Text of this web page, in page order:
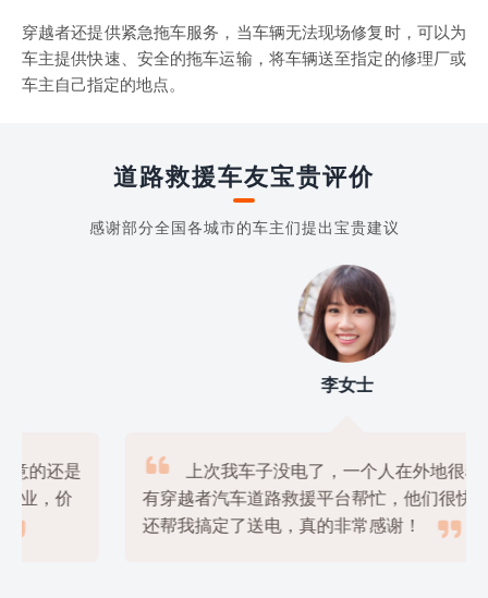
穿越者还提供紧急拖车服务，当车辆无法现场修复时，可以为
车主提供快速、安全的拖车运输，将车辆送至指定的修理厂或
车主自己指定的地点。
道路救援车友宝贵评价
感谢部分全国各城市的车主们提出宝贵建议

上次我车子没电了，一个人在外地很着急，幸好
有穿越者汽车道路救援平台帮忙，他们很快就来了，
还帮我搞定了送电，真的非常感谢！
